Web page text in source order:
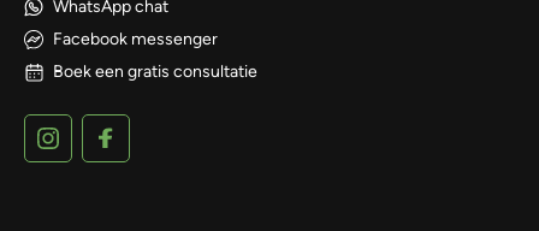
WhatsApp chat
Facebook messenger
Boek een gratis consultatie